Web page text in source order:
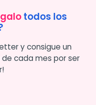
todos los
y consigue un
cada mes por ser